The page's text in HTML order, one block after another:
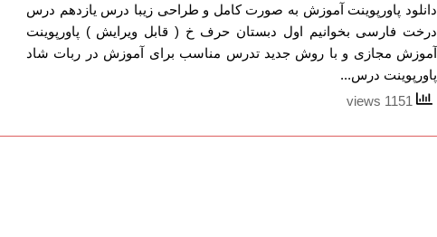
دانلود پاورپوینت آموزش به صورت کامل و طراحی زیبا درس یازدهم درس
درخت فارسی بخوانیم اول دبستان حرف خ ( قابل ویرایش ) پاورپوینت
آموزش مجازی و با روش جدید تدرس مناسب برای آموزش در ربات شاد
پاورپوینت درس...